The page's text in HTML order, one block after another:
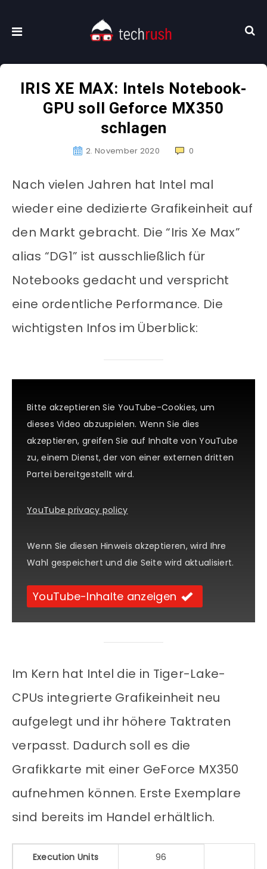
IRIS XE MAX: Intels Notebook-
GPU soll Geforce MX350
schlagen
2. November 2020 0
Nach vielen Jahren hat Intel mal
wieder eine dedizierte Grafikeinheit auf
den Markt gebracht. Die “Iris Xe Max”
alias “DG1” ist ausschließlich für
Notebooks gedacht und verspricht
eine ordentliche Performance. Die
wichtigsten Infos im Überblick:
Bitte akzeptieren Sie YouTube-Cookies, um
dieses Video abzuspielen. Wenn Sie dies
akzeptieren, greifen Sie auf Inhalte von YouTube
zu, einem Dienst, der von einer externen dritten
Partei bereitgestellt wird.
YouTube privacy policy
Wenn Sie diesen Hinweis akzeptieren, wird Ihre
Wahl gespeichert und die Seite wird aktualisiert.
YouTube-Inhalte anzeigen
Im Kern hat Intel die in Tiger-Lake-
CPUs integrierte Grafikeinheit neu
aufgelegt und ihr höhere Taktraten
verpasst. Dadurch soll es die
Grafikkarte mit einer GeForce MX350
aufnehmen können. Erste Exemplare
sind bereits im Handel erhältlich.
Execution Units 96